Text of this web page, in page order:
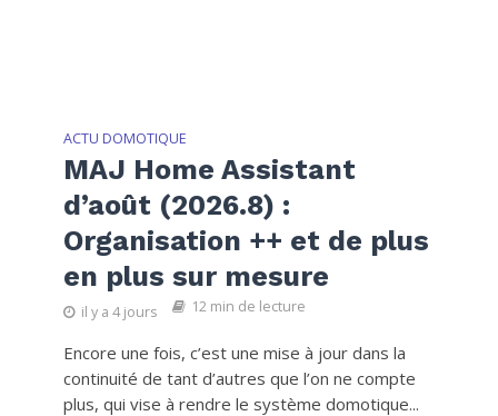
ACTU DOMOTIQUE
MAJ Home Assistant
d’août (2026.8) :
Organisation ++ et de plus
en plus sur mesure
il y a 4 jours 12 min de lecture
Encore une fois, c’est une mise à jour dans la
continuité de tant d’autres que l’on ne compte
plus, qui vise à rendre le système domotique...